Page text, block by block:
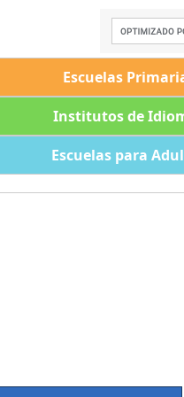
Escuelas
Institutos de
Escuelas para